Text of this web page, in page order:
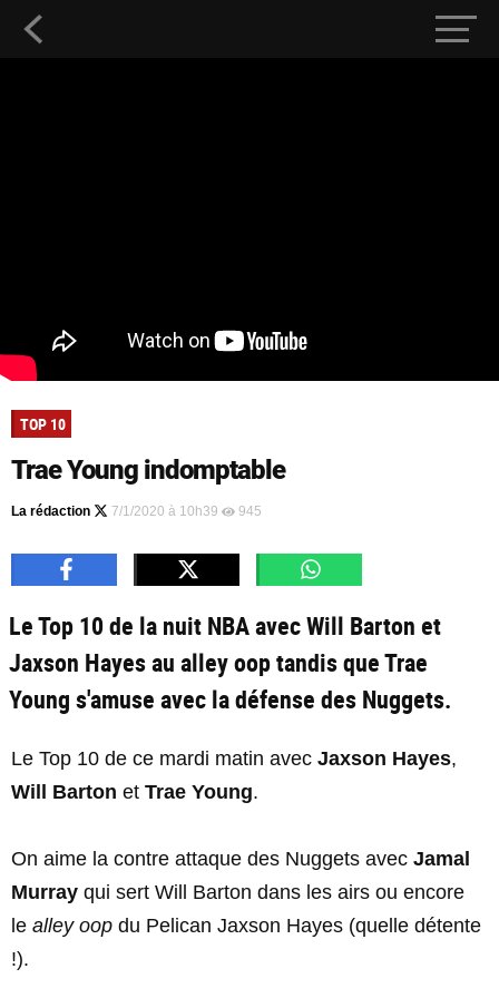
TOP 10
Trae Young indomptable
La rédaction 7/1/2020 à 10h39 945
Le Top 10 de la nuit NBA avec Will Barton et
Jaxson Hayes au alley oop tandis que Trae
Young s'amuse avec la défense des Nuggets.
Le Top 10 de ce mardi matin avec Jaxson Hayes,
Will Barton et Trae Young.
On aime la contre attaque des Nuggets avec Jamal
Murray qui sert Will Barton dans les airs ou encore
le alley oop du Pelican Jaxson Hayes (quelle détente
!).